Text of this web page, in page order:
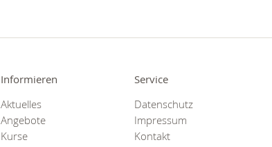
Informieren
Aktuelles
Angebote
Kurse
Service
Datenschutz
Impressum
Kontakt